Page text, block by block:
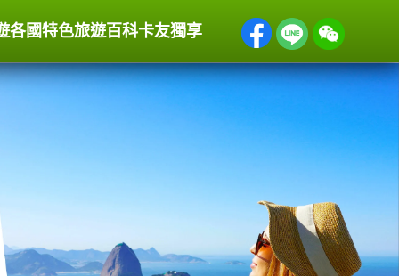
各國特色旅遊百科卡友獨享